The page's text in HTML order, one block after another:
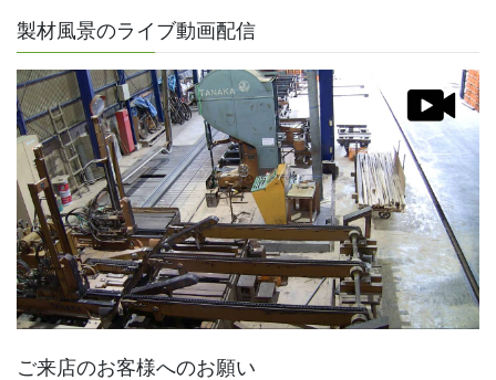
製材風景のライブ動画配信
ご来店のお客様へのお願い